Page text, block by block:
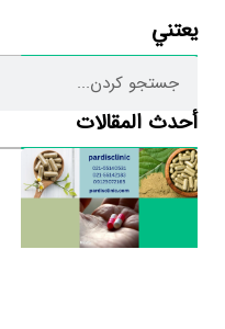
يعتني
أحدث المقالات